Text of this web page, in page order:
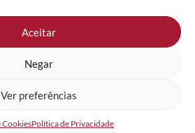
Aceitar
Negar
Ver preferências
CookiesPolítica de Privacidade
E GESTAO DE PESSOAS LTDA |
Desenvolvido por: